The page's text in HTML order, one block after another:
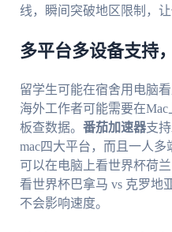
线，瞬间突破地区限制，
多平台多设备支持
留学生可能在宿舍用电脑
海外工作者可能需要在
板查数据。 番茄加速器支持
mac四大平台，而且一人
可以在电脑上看世界杯荷
看世界杯巴拿马 vs 克罗地
不会影响速度。